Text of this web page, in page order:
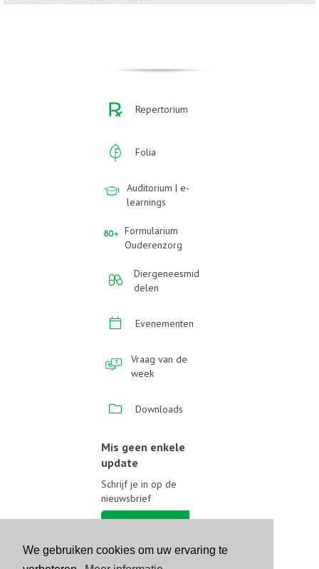
We gebruiken cookies om uw ervaring te
Repertorium
Folia
Auditorium | e-
learnings
Formularium
Ouderenzorg
Diergeneesmid
delen
Evenementen
Vraag van de
week
Downloads
Mis geen enkele
update
Schrijf je in op de
nieuwsbrief
Volg ons op sociale media